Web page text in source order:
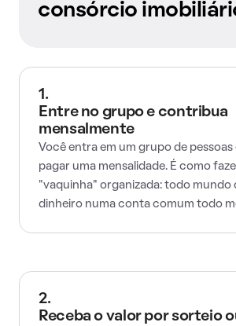
consórcio
1.
Entre no grupo e contribua
mensalmente
Você entra em um grupo de pessoas
pagar uma mensalidade. É como
"vaquinha" organizada: todo mundo
dinheiro numa conta comum todo
2.
Receba o valor por sorteio